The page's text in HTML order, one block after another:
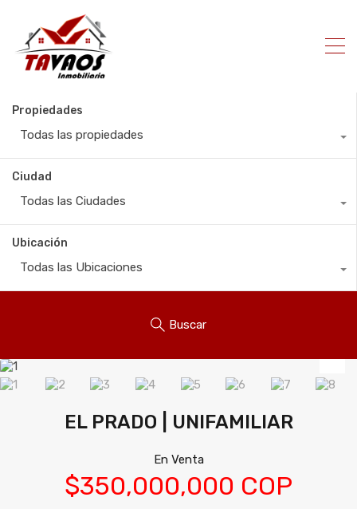
Propiedades
Todas las propiedades
Ciudad
Todas las Ciudades
Ubicación
Todas las Ubicaciones
Buscar
EL PRADO | UNIFAMILIAR
En Venta
$350,000,000 COP